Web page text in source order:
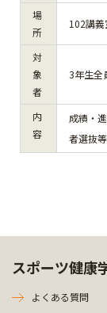
場
所
102講義
対
象
者
3年生全
内
容
成績・
者選抜
スポーツ健康
よくある質問